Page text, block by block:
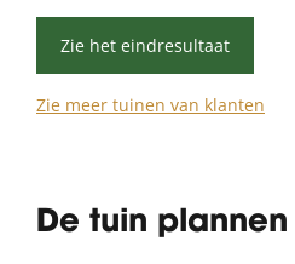
Zie het eindresultaat
Zie meer tuinen van klanten
De tuin plannen